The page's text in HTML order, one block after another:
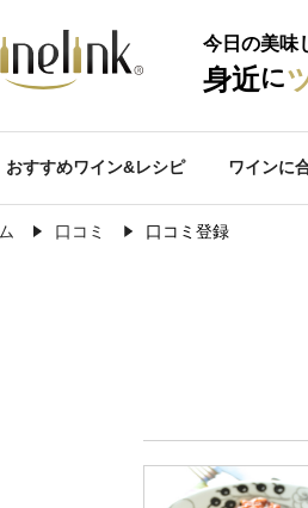
今日の美味
身近に
おすすめワイン&レシピ ワインに
口コミ 口コミ登録